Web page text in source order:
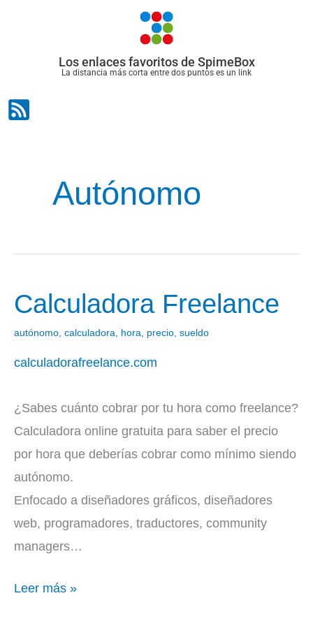
Los enlaces favoritos de SpimeBox
La distancia más corta entre dos puntos es un link
Autónomo
Calculadora Freelance
autónomo calculadora hora precio sueldo
calculadorafreelance.com
¿Sabes cuánto cobrar por tu hora como freelance?
Calculadora online gratuita para saber el precio
por hora que deberías cobrar como mínimo siendo
autónomo.
Enfocado a diseñadores gráficos, diseñadores
web, programadores, traductores, community
managers…
Calculadora
Leer más »